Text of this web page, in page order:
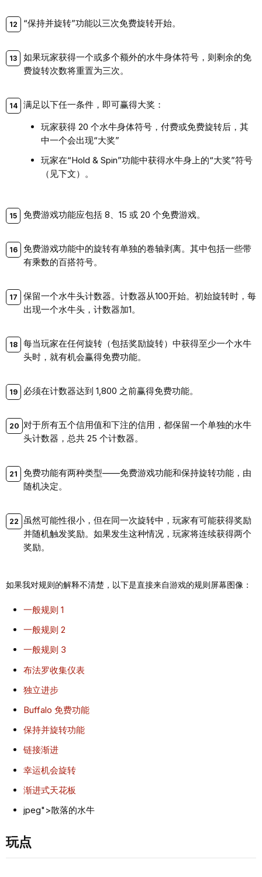
“保持并旋转”功能以三次免费旋转开始。
如果玩家获得一个或多个额外的水牛身体符号，则剩余的免
费旋转次数将重置为三次。
满足以下任一条件，即可赢得大奖：
玩家获得 20 个水牛身体符号，付费或免费旋转后，其
中一个会出现“大奖”
玩家在“Hold & Spin”功能中获得水牛身上的“大奖”符号
（见下文）。
免费游戏功能应包括 8、15 或 20 个免费游戏。
免费游戏功能中的旋转有单独的卷轴剥离。其中包括一些带
有乘数的百搭符号。
保留一个水牛头计数器。计数器从100开始。初始旋转时，每
出现一个水牛头，计数器加1。
每当玩家在任何旋转（包括奖励旋转）中获得至少一个水牛
头时，就有机会赢得免费功能。
必须在计数器达到 1,800 之前赢得免费功能。
对于所有五个信用值和下注的信用，都保留一个单独的水牛
头计数器，总共 25 个计数器。
免费功能有两种类型——免费游戏功能和保持旋转功能，由
随机决定。
虽然可能性很小，但在同一次旋转中，玩家有可能获得奖励
并随机触发奖励。如果发生这种情况，玩家将连续获得两个
奖励。
如果我对规则的解释不清楚，以下是直接来自游戏的规则屏幕图像：
一般规则 1
一般规则 2
一般规则 3
布法罗收集仪表
独立进步
Buffalo 免费功能
保持并旋转功能
链接渐进
幸运机会旋转
渐进式天花板
jpeg">散落的水牛
玩点